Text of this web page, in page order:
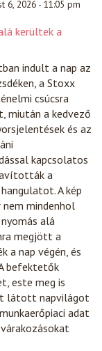
6, 2026 - 11:05 pm
kerültek a
indult a nap az
a Stoxx
csúcsra
miután a kedvező
és az
kapcsolatos
a
A kép
nem mindenhol
alá
megjött a
a nap végén, és
befektetők
este meg is
látott napvilágot
adat